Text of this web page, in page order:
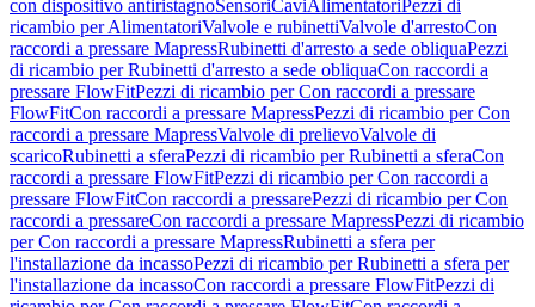
con dispositivo antiristagnoSensoriCaviAlimentatori Pezzi di
ricambio per AlimentatoriValvole e rubinettiValvole d'arrestoCon
raccordi a pressare MapressRubinetti d'arresto a sede obliquaPezzi
di ricambio per Rubinetti d'arresto a sede obliquaCon raccordi a
pressare FlowFitPezzi di ricambio per Con raccordi a pressare
FlowFitCon raccordi a pressare MapressPezzi di ricambio per Con
raccordi a pressare MapressValvole di prelievoValvole di
scaricoRubinetti a sferaPezzi di ricambio per Rubinetti a sferaCon
raccordi a pressare FlowFitPezzi di ricambio per Con raccordi a
pressare FlowFitCon raccordi a pressarePezzi di ricambio per Con
raccordi a pressareCon raccordi a pressare MapressPezzi di ricambio
per Con raccordi a pressare MapressRubinetti a sfera per
l'installazione da incassoPezzi di ricambio per Rubinetti a sfera per
l'installazione da incassoCon raccordi a pressare FlowFitPezzi di